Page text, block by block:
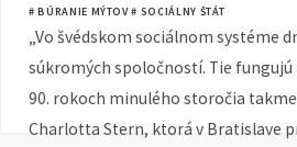
# BÚRANIE MÝTOV # SOCIÁLNY ŠTÁT
„Vo švédskom sociálnom systéme
súkromých spoločností. Tie
90. rokoch minulého storočia
Charlotta Stern, ktorá v Bratislave